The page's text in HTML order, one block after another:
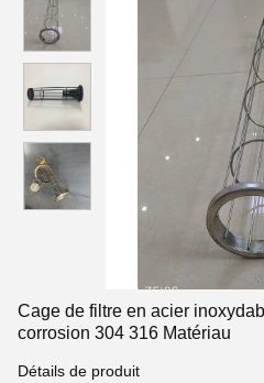
Cage de filtre en acier
corrosion 304 316 Matériau
Détails de produit